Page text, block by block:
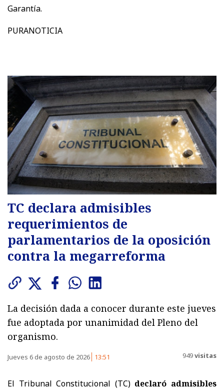
Garantía.
PURANOTICIA
TC declara admisibles
requerimientos de
parlamentarios de la oposición
contra la megarreforma
La decisión dada a conocer durante este jueves
fue adoptada por unanimidad del Pleno del
organismo.
Jueves 6 de agosto de 2026 13:51 949visitas
El Tribunal Constitucional (TC) declaró admisibles